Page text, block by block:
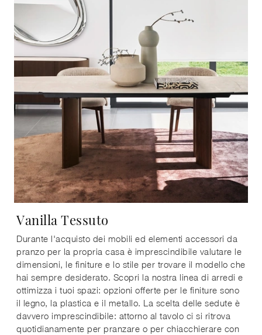
Vanilla Tessuto
Durante l'acquisto dei mobili ed elementi accessori da
pranzo per la propria casa è imprescindibile valutare le
dimensioni, le finiture e lo stile per trovare il modello che
hai sempre desiderato. Scopri la nostra linea di arredi e
ottimizza i tuoi spazi: opzioni offerte per le finiture sono
il legno, la plastica e il metallo. La scelta delle sedute è
davvero imprescindibile: attorno al tavolo ci si ritrova
quotidianamente per pranzare o per chiacchierare con